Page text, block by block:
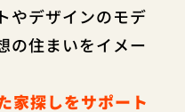
やデザインのモデ
の住まいをイメー
家探しをサポート